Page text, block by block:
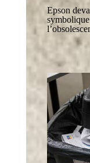
Epson